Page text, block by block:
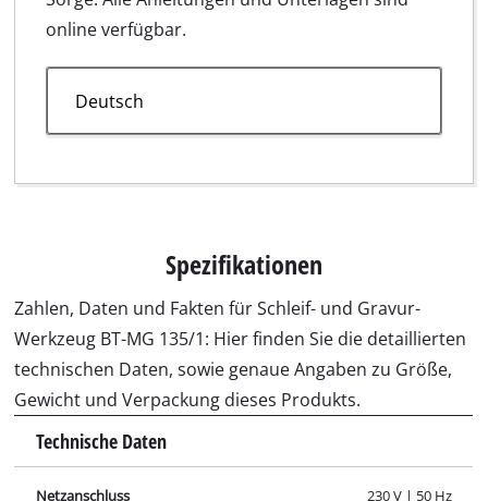
online verfügbar.
Anleitung für BT-MG 135/1.pdf
Anleitung für BT-MG 135/1.pdf
Anleitung für BT-MG 135/1.pdf
Sicherheitshinweise für BT-MG 135/1.pdf